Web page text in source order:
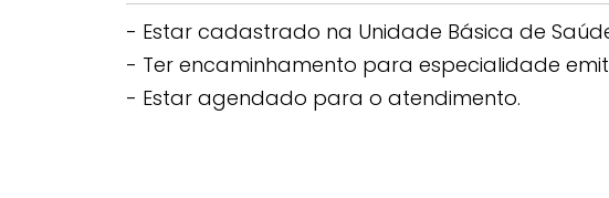
- Estar cadastrado na Unidade Básica de
- Ter encaminhamento para especialidade
- Estar agendado para o atendimento.